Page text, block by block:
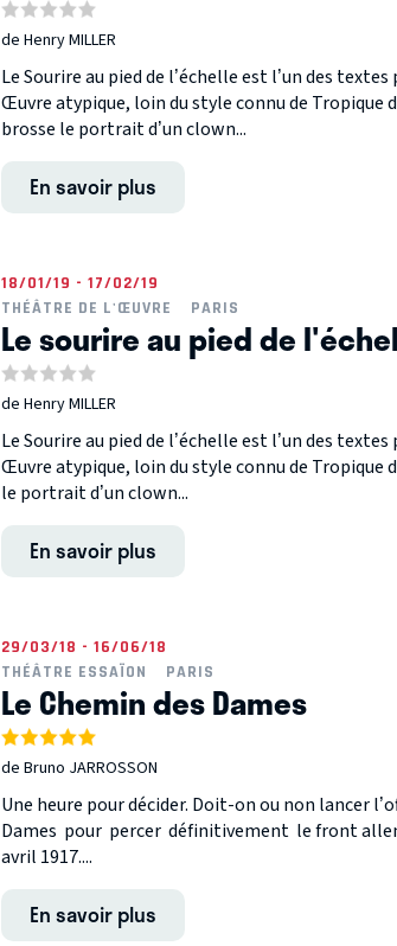
de Henry MILLER
Le Sourire au pied de l’échelle est l’un des
Œuvre atypique, loin du style connu de Tropique
brosse le portrait d’un clown...
En savoir plus
18/01/19 - 17/02/19
THÉÂTRE DE L'ŒUVRE
PARIS
Le sourire au pied de
de Henry MILLER
Le Sourire au pied de l’échelle est l’un des
Œuvre atypique, loin du style connu de Tropique
le portrait d’un clown...
En savoir plus
29/03/18 - 16/06/18
THÉÂTRE ESSAÏON
PARIS
Le Chemin des Dames
de Bruno JARROSSON
Une heure pour décider. Doit-on ou non lancer
Dames pour percer définitivement le front
avril 1917....
En savoir plus